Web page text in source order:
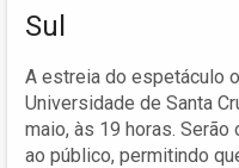
Sul
A estreia do espetáculo
Universidade de Santa
maio, às 19 horas.
ao público, permitindo